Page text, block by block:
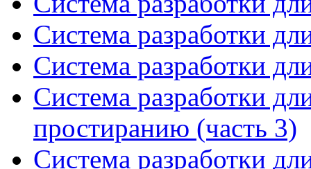
Система разработки
Система разработки
Система разработки
простиранию (часть 3)
Система разработки